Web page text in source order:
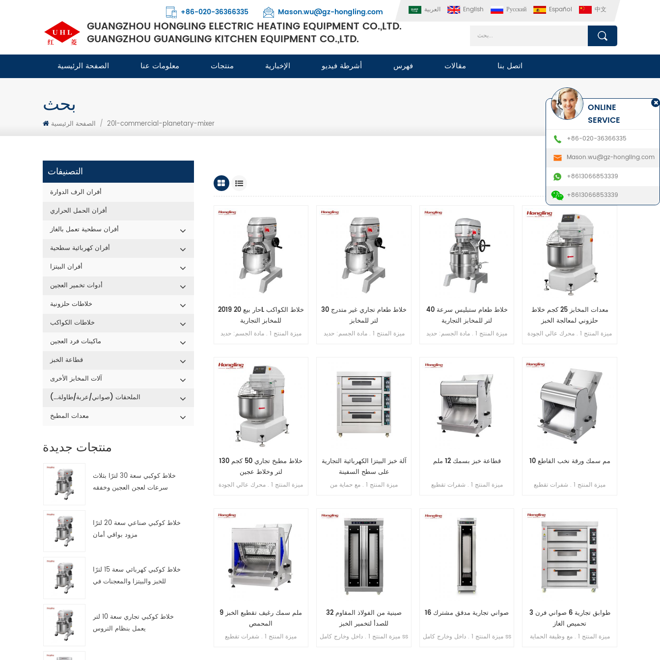
العربية English Русский Español 中文
+86-020-36366335 Mason.wu@gz-hongling.com
GUANGZHOU HONGLING ELECTRIC HEATING EQUIPMENT CO.,LTD.
GUANGZHOU GUANGLING KITCHEN EQUIPMENT CO.,LTD.
الصفحة الرئيسية معلومات عنا منتجات الإخبارية أشرطة فيديو فهرس مقالات اتصل بنا
بحث
الصفحة الرئيسية / 20l-commercial-planetary-mixer
التصنيفات
أفران الرف الدوارة
أفران الحمل الحراري
أفران سطحية تعمل بالغاز
أفران كهربائية سطحية
أفران البيتزا
أدوات تخمير العجين
خلاطات حلزونية
خلاطات الكواكب
ماكينات فرد العجين
قطاعة الخبز
آلات المخابز الأخرى
الملحقات (صواني/عربة/طاولة...)
معدات المطبخ
منتجات جديدة
خلاط كوكبي سعة 30 لترًا بثلاث
سرعات لعجن العجين وخفقه
خلاط كوكبي صناعي سعة 20 لترًا
مزود بواقي أمان
خلاط كوكبي كهربائي سعة 15 لترًا
للخبز والبيتزا والمعجنات في
خلاط كوكبي تجاري سعة 10 لتر
يعمل بنظام التروس
2019 حار بيع 20L خلاط الكواكب
للمخابز التجارية
ميزة المنتج 1 . مادة الجسم: حديد
سرعات ثلاث وظائف 5 . بخطاف ,
الكرة , ضرب . 6 . علبة تروس حمام
. مع حارس السلامة
خلاط طعام تجاري غير متدرج 30
لتر للمخابز
ميزة المنتج 1 . مادة الجسم: حديد
الكرة , فوز . 6 . علبة تروس حمام
. مع حارس السلامة
خلاط طعام ستبليس سرعة 40
لتر للمخابز التجارية
ميزة المنتج 1 . مادة الجسم: حديد
سرعات ثلاث وظائف 5 . بخطاف ,
. مع حارس السلامة
معدات المخابز 25 كجم خلاط
حلزوني لمعالجة الخبز
ميزة المنتج 1 . محرك عالي الجودة
الانحناء لم ينكسر أبدًا . 4 . محامل
تحكم مزدوج بالموقت .
خلاط مطبخ تجاري 50 كجم 130
لتر وخلاط عجين
ميزة المنتج 1 . محرك عالي الجودة
الانحناء لم ينكسر أبدًا . 4 . محامل
تحكم مزدوج بالموقت .
آلة خبز البيتزا الكهربائية التجارية
على سطح السفينة
ميزة المنتج 1 . مع حماية من
الزائدة / الحمل الزائد . 4 . مع
قطاعة خبز بسمك 12 ملم
ميزة المنتج 1 . شفرات تقطيع
الطاقة الإنتاجية 200-300 قطعة /
. منصة بسماكة 1 مم من الفولاذ
10 مم سمك ورقة نخب القاطع
ميزة المنتج 1 . شفرات تقطيع
الطاقة الإنتاجية 200-300 قطعة /
. منصة بسماكة 1 مم من الفولاذ
مم
9 ملم سمك رغيف تقطيع الخبز
المحمص
ميزة المنتج 1 . شفرات تقطيع
32 صينية من الفولاذ المقاوم
للصدأ لتخمير الخبز
ميزة المنتج 1 . داخل وخارج كامل ss
16 صواني تجارية مدقق مشترك
ميزة المنتج 1 . داخل وخارج كامل ss
3 طوابق تجارية 6 صواني فرن
تحميص الغاز
ميزة المنتج 1 . مع وظيفة الحماية
ONLINE
SERVICE
+86-020-36366335
Mason.wu@gz-hongling.com
+8613066853339
+8613066853339